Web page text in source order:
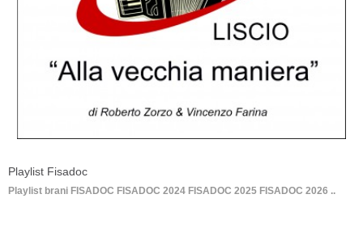
Playlist Fisadoc
Playlist brani FISADOC FISADOC 2024 FISADOC 2025 FISADOC 2026 ..